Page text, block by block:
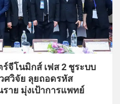
จีโนมิกส์ เฟส 2 ชูระบบ
ศวิจัย ลุยถอดรหัส
าย มุ่งเป้าการแพทย์